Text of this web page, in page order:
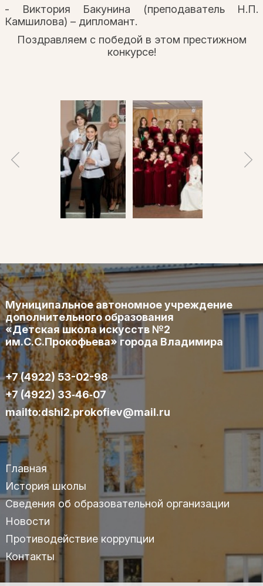
- Виктория Бакунина (преподаватель Н.П.
Камшилова) – дипломант.
Поздравляем с победой в этом престижном
конкурсе!
Муниципальное автономное учреждение
дополнительного образования
«Детская школа искусств №2
им.С.С.Прокофьева» города Владимира
+7 (4922) 53-02-98
+7 (4922) 33‑46‑07
mailto:dshi2.prokofiev@mail.ru
Главная
История школы
Сведения об образовательной организации
Новости
Противодействие коррупции
Контакты